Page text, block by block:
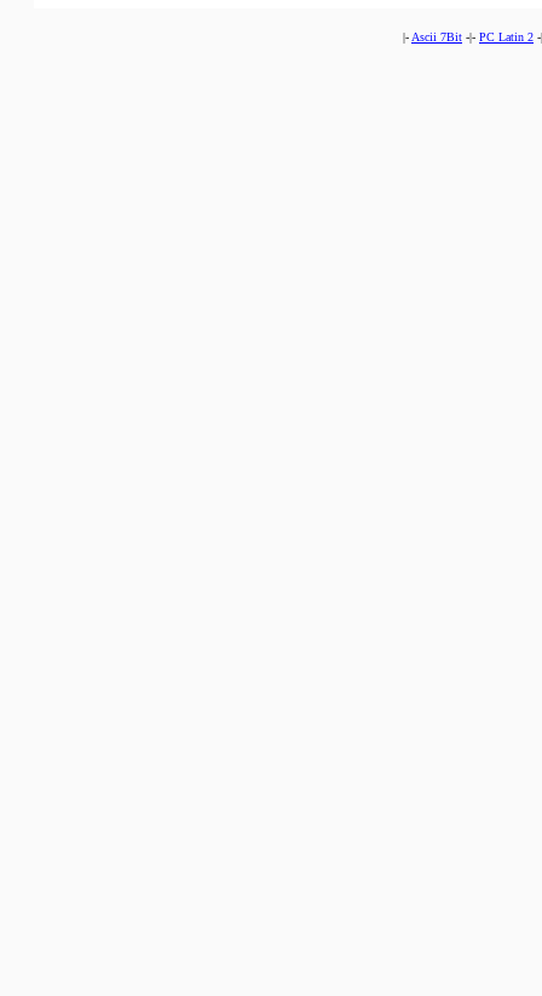
|- Ascii 7Bit -|- PC Latin 2